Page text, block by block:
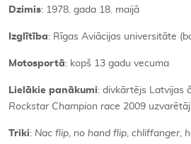
Dzimis: 1978. gada 18. maijā
Izglītība: Rīgas Aviācijas universitāte
Motosportā: kopš 13 gadu vecuma
Lielākie panākumi: divkārtējs Latvijas
Rockstar Champion race 2009
Triki: Nac flip, no hand flip, chliffanger,